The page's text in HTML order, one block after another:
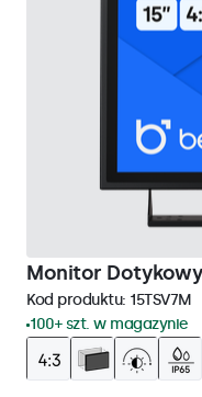
Monitor
Kod produktu: 15TSV7M
100+ szt. w magazynie